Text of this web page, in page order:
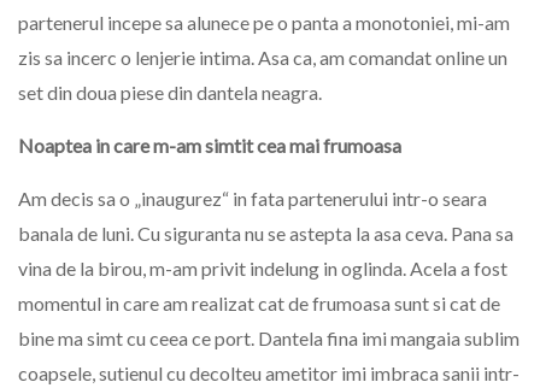
partenerul incepe sa alunece pe o panta a monotoniei, mi-am
zis sa incerc o lenjerie intima. Asa ca, am comandat online un
set din doua piese din dantela neagra.
Noaptea in care m-am simtit cea mai frumoasa
Am decis sa o „inaugurez“ in fata partenerului intr-o seara
banala de luni. Cu siguranta nu se astepta la asa ceva. Pana sa
vina de la birou, m-am privit indelung in oglinda. Acela a fost
momentul in care am realizat cat de frumoasa sunt si cat de
bine ma simt cu ceea ce port. Dantela fina imi mangaia sublim
coapsele, sutienul cu decolteu ametitor imi imbraca sanii intr-